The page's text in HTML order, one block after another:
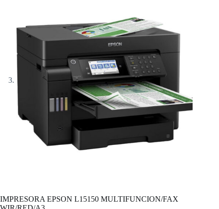
IMPRESORA EPSON L15150 MULTIFUNCION/FAX